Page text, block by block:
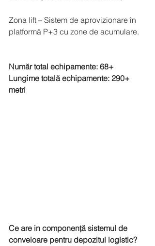
Zona lift – Sistem de aprovizionare în
platformă P+3 cu zone de acumulare.
Număr total echipamente: 68+
Lungime totală echipamente: 290+
metri
Ce are in componență sistemul de
conveioare pentru depozitul logistic?